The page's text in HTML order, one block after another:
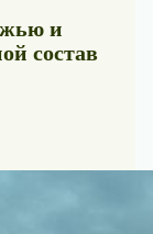
и
состав